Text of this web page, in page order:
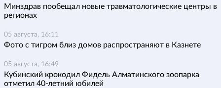
Минздрав пообещал новые травматологические центры в
регионах
05 августа, 16:11
Фото с тигром близ домов распространяют в Казнете
05 августа, 16:49
Кубинский крокодил Фидель Алматинского зоопарка
отметил 40-летний юбилей